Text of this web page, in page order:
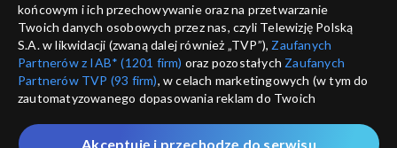
końcowym i ich przechowywanie oraz na przetwarzanie
Twoich danych osobowych przez nas, czyli Telewizję Polską
S.A. w likwidacji (zwaną dalej również „TVP”), Zaufanych
Partnerów z IAB* (1201 firm) oraz pozostałych Zaufanych
Partnerów TVP (93 firm), w celach marketingowych (w tym do
zautomatyzowanego dopasowania reklam do Twoich
które wskazujemy poniżej, a także zgody na udostępnianie
Akceptuję i przechodzę do serwisu